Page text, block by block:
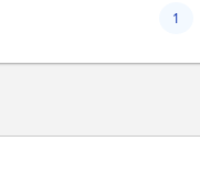
1